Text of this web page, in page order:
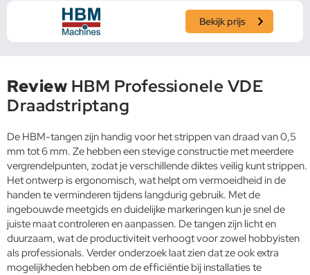
Bekijk prijs
Review HBM Professionele VDE
Draadstriptang
De HBM-tangen zijn handig voor het strippen van draad van 0,5
mm tot 6 mm. Ze hebben een stevige constructie met meerdere
vergrendelpunten, zodat je verschillende diktes veilig kunt strippen.
Het ontwerp is ergonomisch, wat helpt om vermoeidheid in de
handen te verminderen tijdens langdurig gebruik. Met de
ingebouwde meetgids en duidelijke markeringen kun je snel de
juiste maat controleren en aanpassen. De tangen zijn licht en
duurzaam, wat de productiviteit verhoogt voor zowel hobbyisten
als professionals. Verder onderzoek laat zien dat ze ook extra
mogelijkheden hebben om de efficiëntie bij installaties te